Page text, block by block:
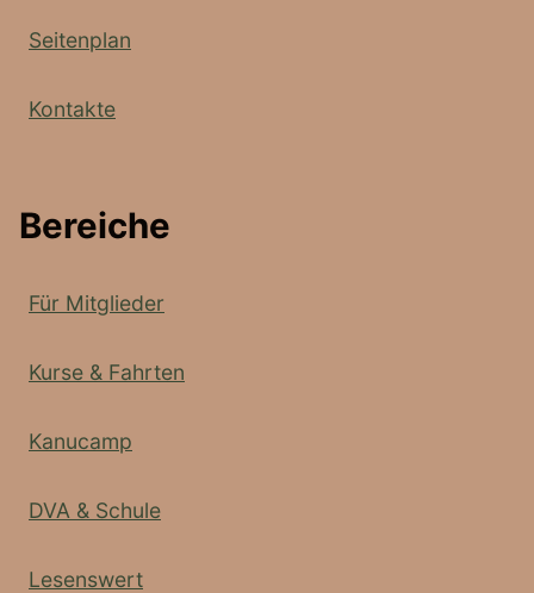
Seitenplan
Kontakte
Bereiche
Für Mitglieder
Kurse & Fahrten
Kanucamp
DVA & Schule
Lesenswert